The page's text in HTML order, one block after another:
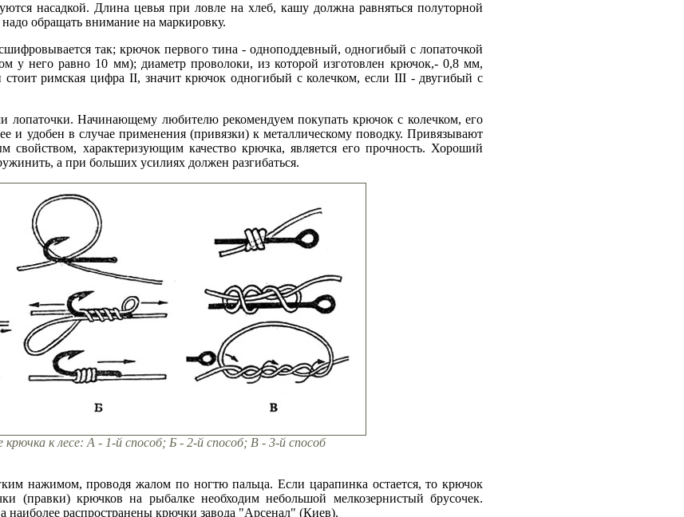
насадкой. Длина цевья при ловле на хлеб, кашу должна равняться полуторной
обращать внимание на маркировку.
так; крючок первого тина - одноподдевный, одногибый с лопаточкой
у него равно 10 мм); диаметр проволоки, из которой изготовлен крючок,- 0,8 мм,
римская цифра II, значит крючок одногибый с колечком, если III - двугибый с
лопаточки. Начинающему любителю рекомендуем покупать крючок с колечком, его
и удобен в случае применения (привязки) к металлическому поводку. Привязывают
характеризующим качество крючка, является его прочность. Хороший
а при больших усилиях должен разгибаться.
крючка к лесе: А - 1-й способ; Б - 2-й способ; В - 3-й способ
нажимом, проводя жалом по ногтю пальца. Если царапинка остается, то крючок
(правки) крючков на рыбалке необходим небольшой мелкозернистый брусочек.
распространены крючки завода "Арсенал" (Киев).